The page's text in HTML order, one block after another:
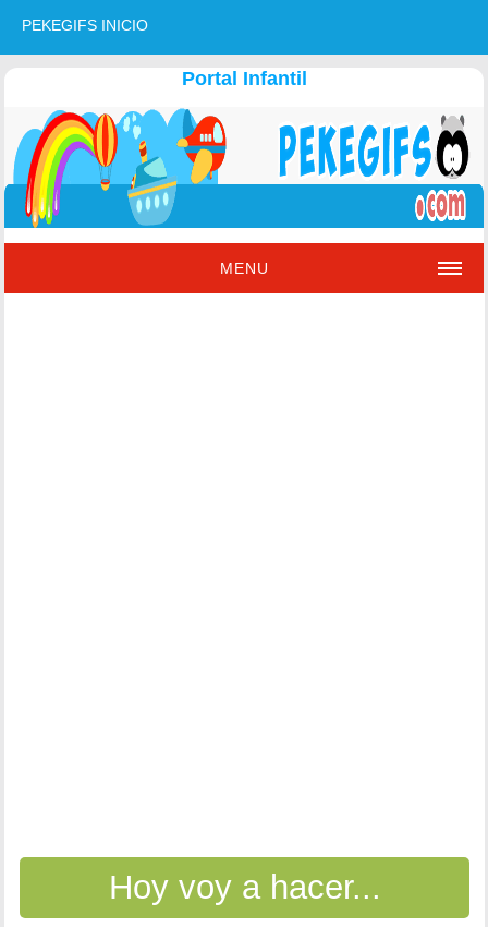
PEKEGIFS INICIO
Portal Infantil
MENU
Hoy voy a hacer...